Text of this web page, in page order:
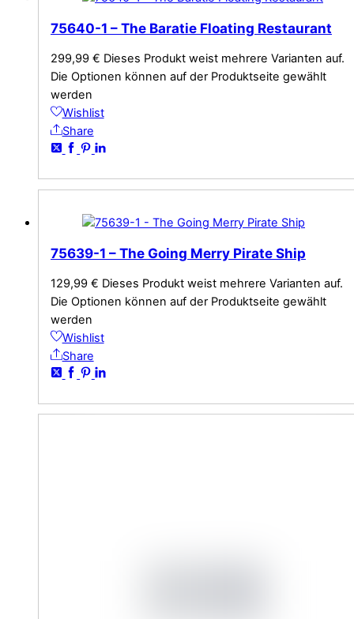
75640-1 – The Baratie Floating Restaurant
299,99 € Dieses Produkt weist mehrere Varianten auf.
Die Optionen können auf der Produktseite gewählt
werden
Wishlist
Share
75639-1 – The Going Merry Pirate Ship
129,99 € Dieses Produkt weist mehrere Varianten auf.
Die Optionen können auf der Produktseite gewählt
werden
Wishlist
Share